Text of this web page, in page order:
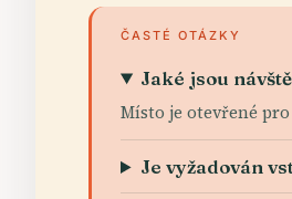
ČASTÉ OTÁZKY
Jaké jsou
Místo je otevřené
Je vyžadován